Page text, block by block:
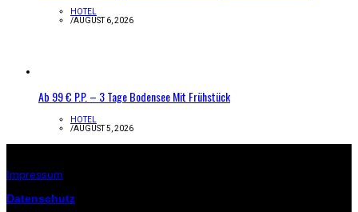
HOTEL
/AUGUST 6, 2026
Ab 99 € P.P. – 3 Tage Bodensee Mit Frühstück
HOTEL
/AUGUST 5, 2026
Impressum
Datenschutz